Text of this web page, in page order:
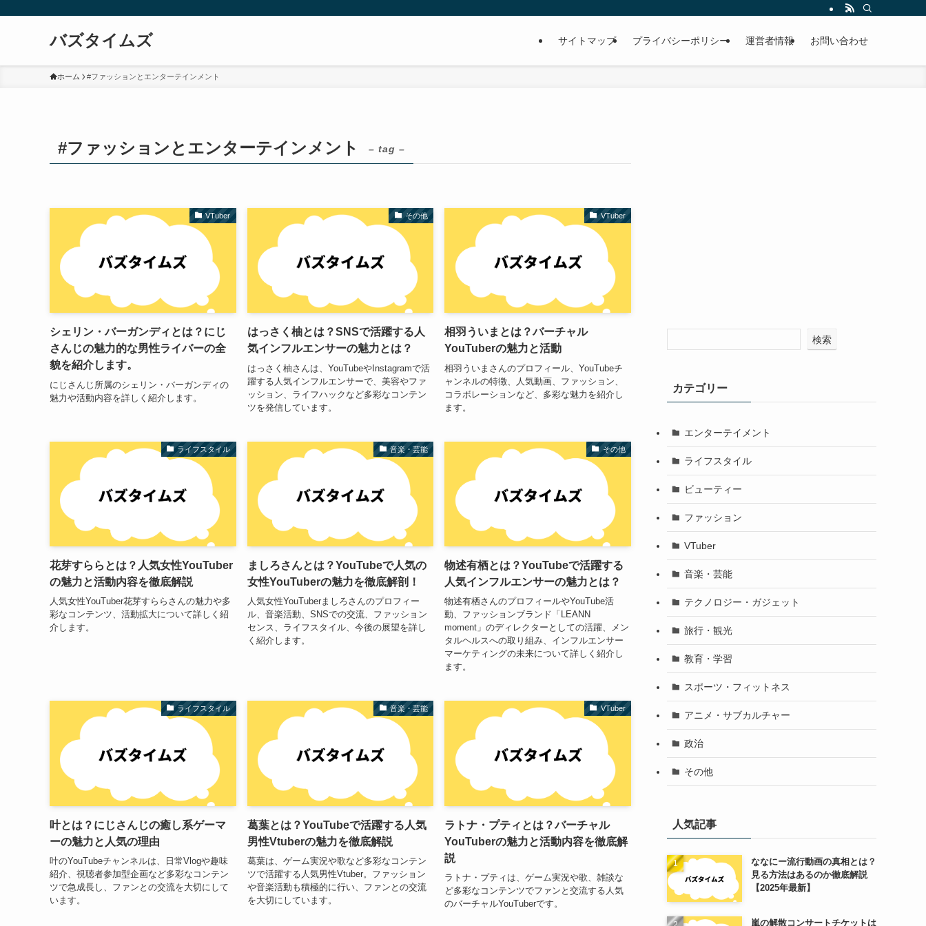
バズタイムズ サイトマップ プライバシーポリシー 運営者情報 お問い合わせ
ホーム #ファッションとエンターテインメント
#ファッションとエンターテインメント – tag –
VTuber
シェリン・バーガンディとは？にじ
さんじの魅力的な男性ライバーの全
貌を紹介します。
にじさんじ所属のシェリン・バーガンディの
魅力や活動内容を詳しく紹介します。
その他
はっさく柚とは？SNSで活躍する人
気インフルエンサーの魅力とは？
はっさく柚さんは、YouTubeやInstagramで活
躍する人気インフルエンサーで、美容やファ
ッション、ライフハックなど多彩なコンテン
ツを発信しています。
VTuber
相羽ういまとは？バーチャル
YouTuberの魅力と活動
相羽ういまさんのプロフィール、YouTubeチ
ャンネルの特徴、人気動画、ファッション、
コラボレーションなど、多彩な魅力を紹介し
ます。
ライフスタイル
花芽すららとは？人気女性YouTuber
の魅力と活動内容を徹底解説
人気女性YouTuber花芽すららさんの魅力や多
彩なコンテンツ、活動拡大について詳しく紹
介します。
音楽・芸能
ましろさんとは？YouTubeで人気の
女性YouTuberの魅力を徹底解剖！
人気女性YouTuberましろさんのプロフィー
ル、音楽活動、SNSでの交流、ファッション
センス、ライフスタイル、今後の展望を詳し
く紹介します。
その他
物述有栖とは？YouTubeで活躍する
人気インフルエンサーの魅力とは？
物述有栖さんのプロフィールやYouTube活
動、ファッションブランド「LEANN
moment」のディレクターとしての活躍、メン
タルヘルスへの取り組み、インフルエンサー
マーケティングの未来について詳しく紹介し
ます。
ライフスタイル
叶とは？にじさんじの癒し系ゲーマ
ーの魅力と人気の理由
叶のYouTubeチャンネルは、日常Vlogや趣味
紹介、視聴者参加型企画など多彩なコンテン
ツで急成長し、ファンとの交流を大切にして
います。
音楽・芸能
葛葉とは？YouTubeで活躍する人気
男性Vtuberの魅力を徹底解説
葛葉は、ゲーム実況や歌など多彩なコンテン
ツで活躍する人気男性Vtuber。ファッション
や音楽活動も積極的に行い、ファンとの交流
を大切にしています。
VTuber
ラトナ・プティとは？バーチャル
YouTuberの魅力と活動内容を徹底解
説
ラトナ・プティは、ゲーム実況や歌、雑談な
ど多彩なコンテンツでファンと交流する人気
のバーチャルYouTuberです。
検索
カテゴリー
エンターテイメント
ライフスタイル
ビューティー
ファッション
VTuber
音楽・芸能
テクノロジー・ガジェット
旅行・観光
教育・学習
スポーツ・フィットネス
アニメ・サブカルチャー
政治
その他
人気記事
ななにー流行動画の真相とは？
見る方法はあるのか徹底解説
【2025年最新】
嵐の解散コンサートチケットは